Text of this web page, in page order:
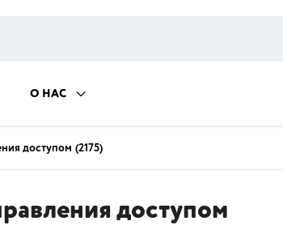
О НАС
доступом (2175)
доступом